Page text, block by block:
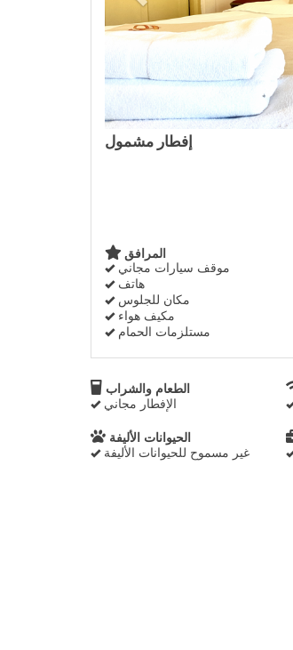
إفطار مشمول
المرافق
موقف سيارات مجاني
هاتف
مكان للجلوس
مكيف هواء
مستلزمات الحمام
الطعام والشراب
الإفطار مجاني
الحيوانات الأليفة
غير مسموح للحيوانات الأليفة